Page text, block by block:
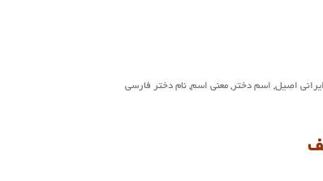
اصیل, اسم دختر , معنی اسم, نام دختر فارسی